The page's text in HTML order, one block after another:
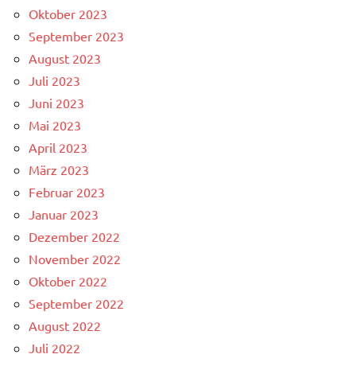
Oktober 2023
September 2023
August 2023
Juli 2023
Juni 2023
Mai 2023
April 2023
März 2023
Februar 2023
Januar 2023
Dezember 2022
November 2022
Oktober 2022
September 2022
August 2022
Juli 2022